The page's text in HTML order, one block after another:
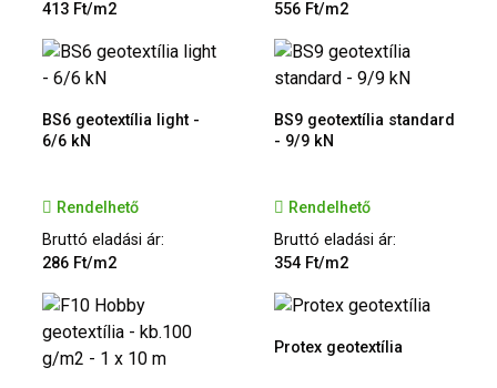
413 Ft/m2
556 Ft/m2
BS6 geotextília light -
6/6 kN
Rendelhető
Bruttó eladási ár:
286 Ft/m2
BS9 geotextília standard
- 9/9 kN
Rendelhető
Bruttó eladási ár:
354 Ft/m2
Protex geotextília